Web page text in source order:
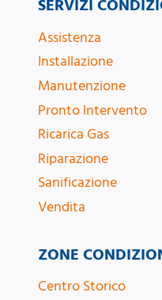
ZONE
Centro Storico
SERVIZI
Assistenza
Installazione
Manutenzione
Pronto Intervento
Ricarica Gas
Riparazione
Sanificazione
Vendita